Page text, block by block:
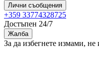
Лични съобщения
+359 33774328725
Достъпен 24/7
Жалба
За да избегнете измами,